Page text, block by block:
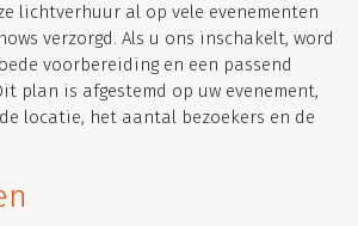
lichtverhuur al op vele evenementen
verzorgd. Als u ons inschakelt, word
voorbereiding en een passend
plan is afgestemd op uw evenement,
locatie, het aantal bezoekers en de